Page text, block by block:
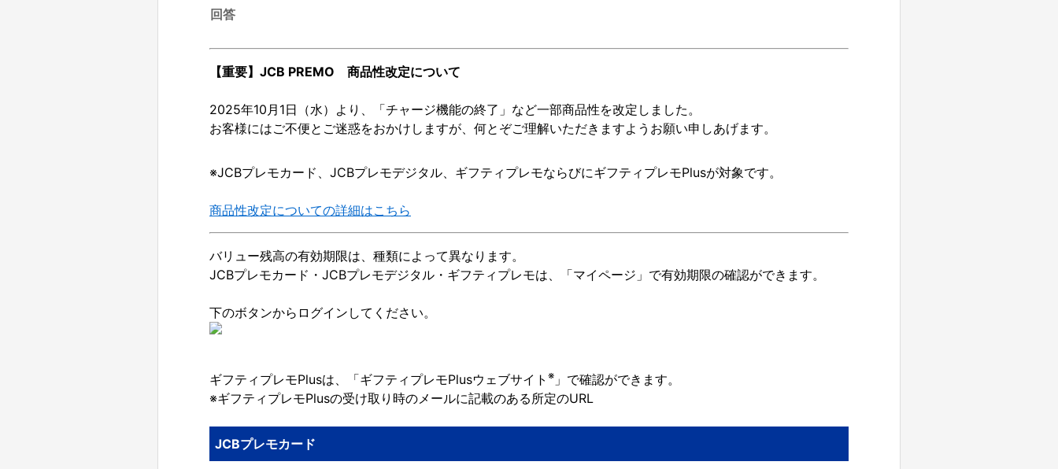
回答
【重要】JCB PREMO 商品性改定について
2025年10月1日（水）より、「チャージ機能の終了」など一部商品性を改定しました。
お客様にはご不便とご迷惑をおかけしますが、何とぞご理解いただきますようお願い申しあげます。
※JCBプレモカード、JCBプレモデジタル、ギフティプレモならびにギフティプレモPlusが対象です。
商品性改定についての詳細はこちら
バリュー残高の有効期限は、種類によって異なります。
JCBプレモカード・JCBプレモデジタル・ギフティプレモは、「マイページ」で有効期限の確認ができます。
下のボタンからログインしてください。
ギフティプレモPlusは、「ギフティプレモPlusウェブサイト ※ 」で確認ができます。
※ギフティプレモPlusの受け取り時のメールに記載のある所定のURL
JCBプレモカード